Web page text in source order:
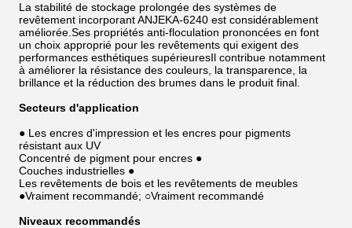
La stabilité de stockage prolongée des systèmes de
revêtement incorporant ANJEKA-6240 est considérablement
améliorée.Ses propriétés anti-floculation prononcées en font
un choix approprié pour les revêtements qui exigent des
performances esthétiques supérieuresIl contribue notamment
à améliorer la résistance des couleurs, la transparence, la
brillance et la réduction des brumes dans le produit final.
Secteurs d'application
● Les encres d'impression et les encres pour pigments
résistant aux UV
Concentré de pigment pour encres ●
Couches industrielles ●
Les revêtements de bois et les revêtements de meubles
●Vraiment recommandé; ○Vraiment recommandé
Niveaux recommandés